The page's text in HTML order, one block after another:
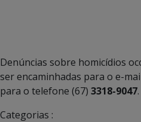
Denúncias sobre homicídios
ser encaminhadas para o e-
para o telefone (67) 3318-9047.
Categorias :